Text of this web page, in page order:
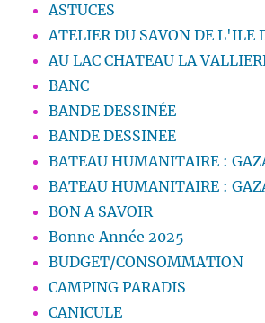
ASTUCES
ATELIER DU SAVON DE L'ILE
AU LAC CHATEAU LA
BANC
BANDE DESSINÉE
BANDE DESSINEE
BATEAU HUMANITAIRE :
BATEAU HUMANITAIRE :
BON A SAVOIR
Bonne Année 2025
BUDGET/CONSOMMATION
CAMPING PARADIS
CANICULE